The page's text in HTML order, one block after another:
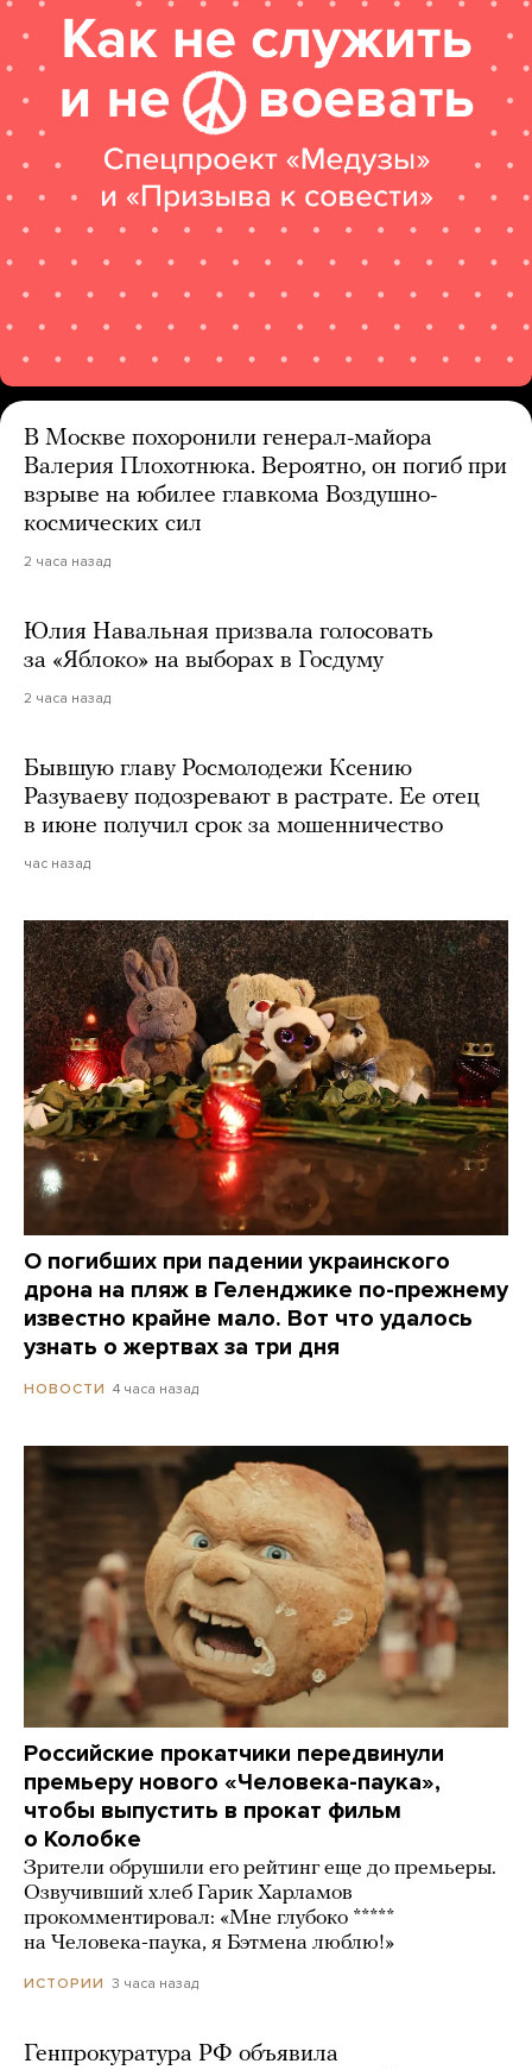
В Москве похоронили генерал-майора
Валерия Плохотнюка. Вероятно, он погиб при
взрыве на юбилее главкома Воздушно-
космических сил
2 часа назад
Юлия Навальная призвала голосовать
за «Яблоко» на выборах в Госдуму
2 часа назад
Бывшую главу Росмолодежи Ксению
Разуваеву подозревают в растрате. Ее отец
в июне получил срок за мошенничество
час назад
О погибших при падении украинского
дрона на пляж в Геленджике по-прежнему
известно крайне мало. Вот что удалось
узнать о жертвах за три дня
НОВОСТИ 4 часа назад
Российские прокатчики передвинули
премьеру нового «Человека-паука»,
чтобы выпустить в прокат фильм
о Колобке
Зрители обрушили его рейтинг еще до премьеры.
Озвучивший хлеб Гарик Харламов
прокомментировал: «Мне глубоко *****
на Человека-паука, я Бэтмена люблю!»
ИСТОРИИ 3 часа назад
Генпрокуратура РФ объявила